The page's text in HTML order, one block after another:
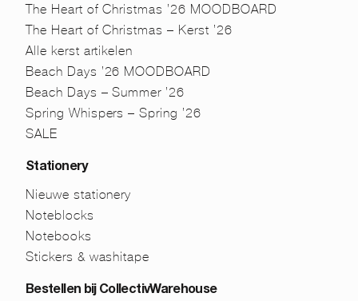
The Heart of Christmas ’26 MOODBOARD
The Heart of Christmas – Kerst ’26
Alle kerst artikelen
Beach Days ’26 MOODBOARD
Beach Days – Summer ’26
Spring Whispers – Spring ’26
SALE
Stationery
Nieuwe stationery
Noteblocks
Notebooks
Stickers & washitape
Bestellen bij CollectivWarehouse